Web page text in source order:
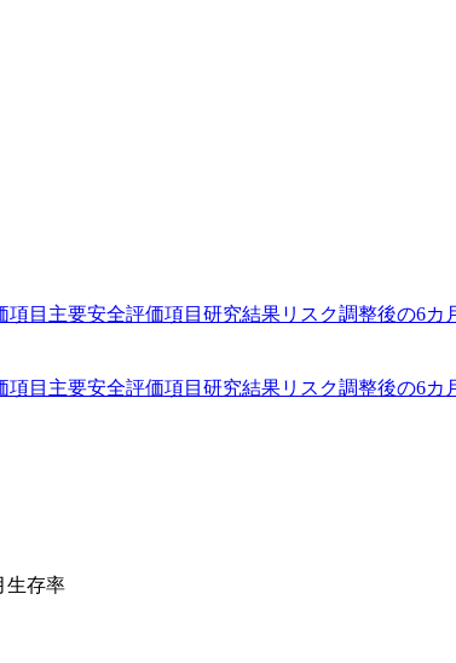
項目 主要安全評価項目 研究結果リスク調整後の6カ
項目 主要安全評価項目 研究結果リスク調整後の6カ
生存率